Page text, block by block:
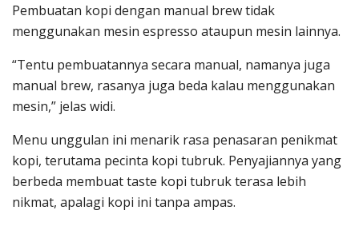
Pembuatan kopi dengan manual brew tidak
menggunakan mesin espresso ataupun mesin lainnya.
“Tentu pembuatannya secara manual, namanya juga
manual brew, rasanya juga beda kalau menggunakan
mesin,” jelas widi.
Menu unggulan ini menarik rasa penasaran penikmat
kopi, terutama pecinta kopi tubruk. Penyajiannya yang
berbeda membuat taste kopi tubruk terasa lebih
nikmat, apalagi kopi ini tanpa ampas.